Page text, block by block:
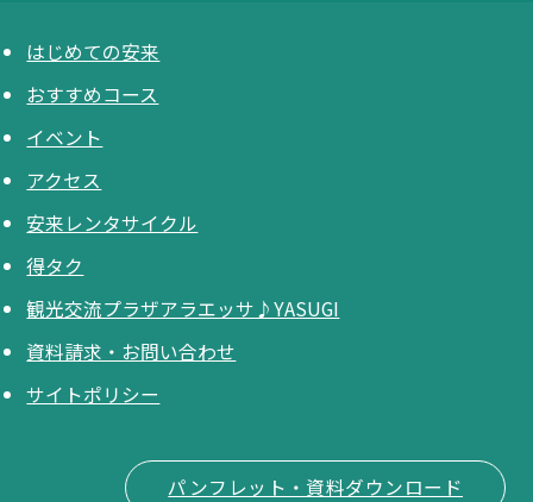
はじめての安来
おすすめコース
イベント
アクセス
安来レンタサイクル
得タク
観光交流プラザアラエッサ♪YASUGI
資料請求・お問い合わせ
サイトポリシー
パンフレット・資料ダウンロード